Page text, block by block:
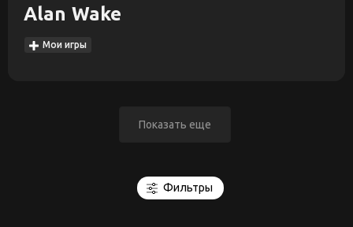
Alan Wake
Мои игры
Показать еще
Фильтры